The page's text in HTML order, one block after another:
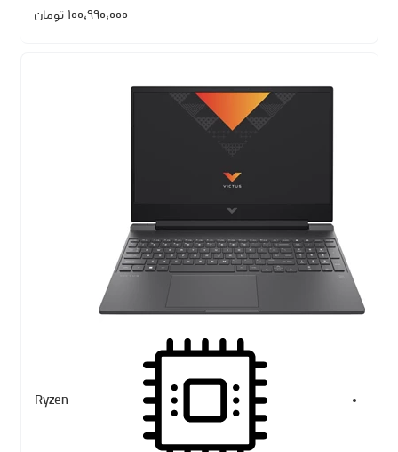
۱۰۰،۹۹۰،۰۰۰ تومان
Ryzen